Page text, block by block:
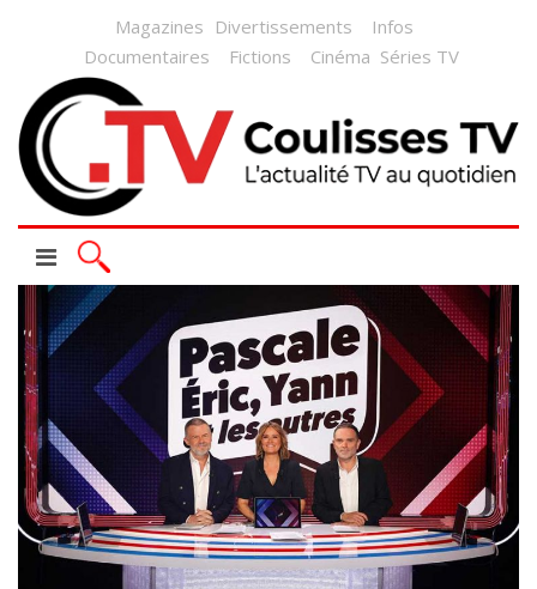
Magazines Divertissements
Infos
Documentaires
Fictions Cinéma Séries TV